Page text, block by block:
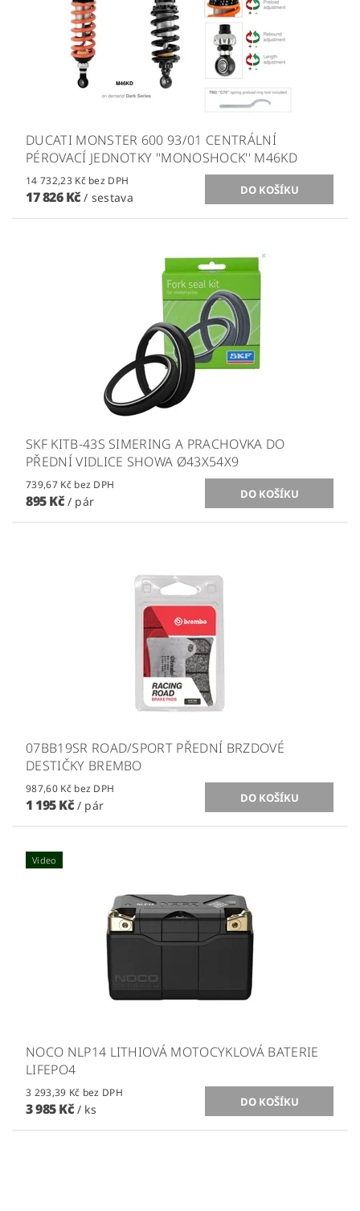
DUCATI MONSTER 600 93/01 CENTRÁLNÍ
PÉROVACÍ JEDNOTKY ''MONOSHOCK'' M46KD
14 732,23 Kč bez DPH
17 826 Kč/ sestava
SKF KITB-43S SIMERING A PRACHOVKA DO
PŘEDNÍ VIDLICE SHOWA Ø43X54X9
739,67 Kč bez DPH
895 Kč / pár
07BB19SR ROAD/SPORT PŘEDNÍ BRZDOVÉ
DESTIČKY BREMBO
987,60 Kč bez DPH
1 195 Kč / pár
Video
NOCO NLP14 LITHIOVÁ MOTOCYKLOVÁ BATERIE
LIFEPO4
3 293,39 Kč bez DPH
3 985 Kč / ks